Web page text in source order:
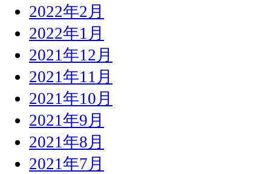
2022年2月
2022年1月
2021年12月
2021年11月
2021年10月
2021年9月
2021年8月
2021年7月